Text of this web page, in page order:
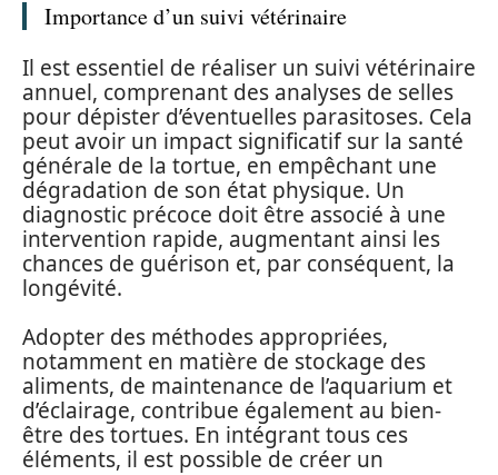
Importance d’un suivi vétérinaire
Il est essentiel de réaliser un suivi vétérinaire
annuel, comprenant des analyses de selles
pour dépister d’éventuelles parasitoses. Cela
peut avoir un impact significatif sur la santé
générale de la tortue, en empêchant une
dégradation de son état physique. Un
diagnostic précoce doit être associé à une
intervention rapide, augmentant ainsi les
chances de guérison et, par conséquent, la
longévité.
Adopter des méthodes appropriées,
notamment en matière de stockage des
aliments, de maintenance de l’aquarium et
d’éclairage, contribue également au bien-
être des tortues. En intégrant tous ces
éléments, il est possible de créer un